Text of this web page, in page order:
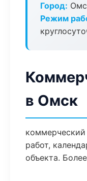
Город:
Режим
в Омск
коммерческий
работ,
объекта.